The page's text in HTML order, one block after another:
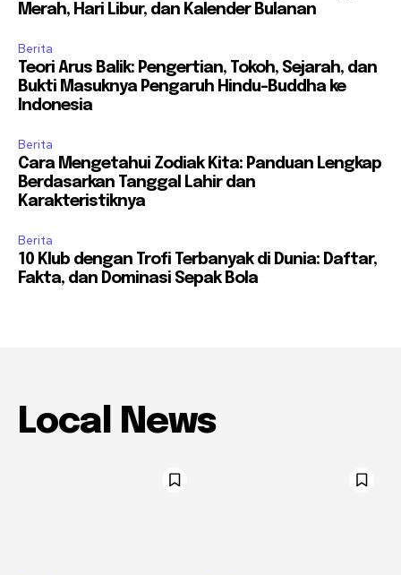
Merah, Hari Libur, dan Kalender Bulanan
Berita
Teori Arus Balik: Pengertian, Tokoh, Sejarah, dan
Bukti Masuknya Pengaruh Hindu-Buddha ke
Indonesia
Berita
Cara Mengetahui Zodiak Kita: Panduan Lengkap
Berdasarkan Tanggal Lahir dan
Karakteristiknya
Berita
10 Klub dengan Trofi Terbanyak di Dunia: Daftar,
Fakta, dan Dominasi Sepak Bola
Local News